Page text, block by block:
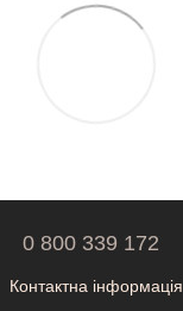
0 800 339 172
Контактна інформація